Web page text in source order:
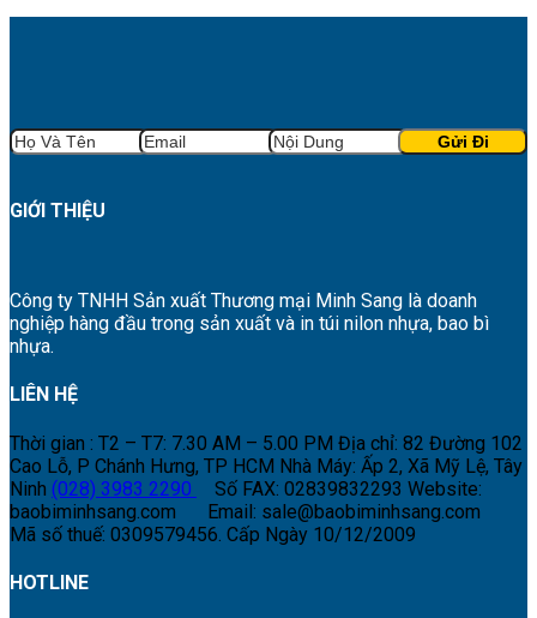
GIỚI THIỆU
Công ty TNHH Sản xuất Thương mại Minh Sang là doanh
nghiệp hàng đầu trong sản xuất và in túi nilon nhựa, bao bì
nhựa.
LIÊN HỆ
Thời gian : T2 – T7: 7.30 AM – 5.00 PM Địa chỉ: 82 Đường 102
Cao Lỗ, P Chánh Hưng, TP HCM Nhà Máy: Ấp 2, Xã Mỹ Lệ, Tây
Ninh (028) 3983 2290 Số FAX: 02839832293 Website:
baobiminhsang.com
Email: sale@baobiminhsang.com
Mã số thuế: 0309579456. Cấp Ngày 10/12/2009
HOTLINE